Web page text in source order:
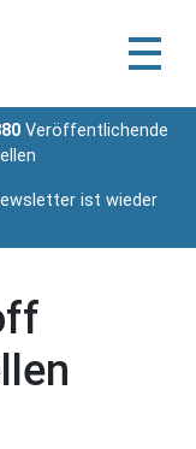
Veröffentlichende
ist wieder